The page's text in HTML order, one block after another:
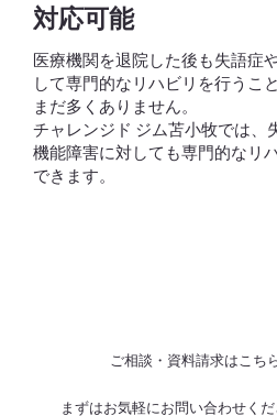
ご相談・資料請求はこち
まずはお気軽にお問い合わせくだ
医療機関を退院した後も失語症
して専門的なリハビリを行うこ
まだ多くありません。
チャレンジド ジム苫小牧では、
機能障害に対しても専門的なリ
できます。
対応可能